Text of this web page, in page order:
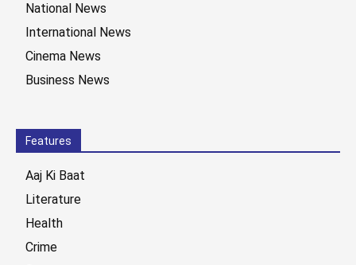
National News
International News
Cinema News
Business News
Features
Aaj Ki Baat
Literature
Health
Crime